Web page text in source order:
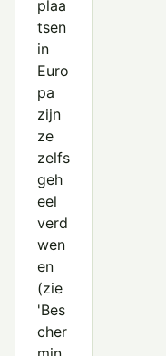
plaa
tsen
in
Euro
pa
zijn
ze
zelfs
geh
eel
verd
wen
en
(zie
'Bes
cher